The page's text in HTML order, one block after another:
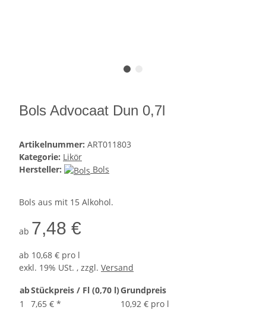
Bols Advocaat Dun 0,7l
Artikelnummer: ART011803
Kategorie: Likör
Hersteller:
Bols
Bols aus mit 15 Alkohol.
ab 7,48 €
ab 10,68 € pro l
exkl. 19% USt. , zzgl. Versand
abStückpreis / Fl (0,70 l)Grundpreis
1
7,65 € *
10,92 € pro l